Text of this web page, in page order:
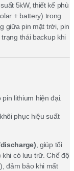
5kW, thiết kế phù
+ battery) trong
giữa pin mặt trời, pin
thái backup khi
lithium hiện đại.
phục hiệu suất
, giúp tối
có lưu trữ. Chế độ
đảm bảo khi mất